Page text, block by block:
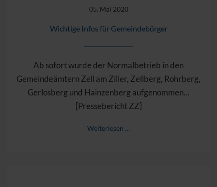
05. Mai 2020
Wichtige Infos für Gemeindebürger
Ab sofort wurde der Normalbetrieb in den
Gemeindeämtern Zell am Ziller, Zellberg, Rohrberg,
Gerlosberg und Hainzenberg aufgenommen...
[Pressebericht ZZ]
Weiterlesen …